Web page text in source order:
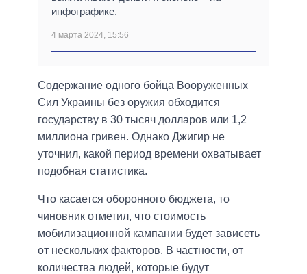
инфографике.
4 марта 2024, 15:56
Содержание одного бойца Вооруженных
Сил Украины без оружия обходится
государству в 30 тысяч долларов или 1,2
миллиона гривен. Однако Джигир не
уточнил, какой период времени охватывает
подобная статистика.
Что касается оборонного бюджета, то
чиновник отметил, что стоимость
мобилизационной кампании будет зависеть
от нескольких факторов. В частности, от
количества людей, которые будут